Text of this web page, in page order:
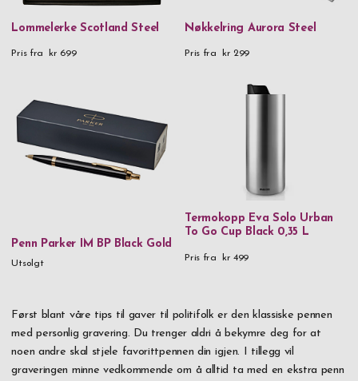
Lommelerke Scotland Steel
Pris fra kr 699
Nøkkelring Aurora Steel
Pris fra kr 299
Penn Parker IM BP Black Gold
Utsolgt
Termokopp Eva Solo Urban
To Go Cup Black 0,35 L
Pris fra kr 499
Først blant våre tips til gaver til politifolk er den klassiske pennen
med personlig gravering. Du trenger aldri å bekymre deg for at
noen andre skal stjele favorittpennen din igjen. I tillegg vil
graveringen minne vedkommende om å alltid ta med en ekstra penn